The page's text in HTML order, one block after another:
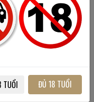
điều thú
TUỔI ĐỦ 18 TUỔI